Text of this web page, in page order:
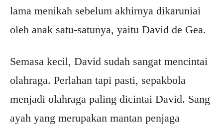
lama menikah sebelum akhirnya dikaruniai
oleh anak satu-satunya, yaitu David de Gea.
Semasa kecil, David sudah sangat mencintai
olahraga. Perlahan tapi pasti, sepakbola
menjadi olahraga paling dicintai David. Sang
ayah yang merupakan mantan penjaga